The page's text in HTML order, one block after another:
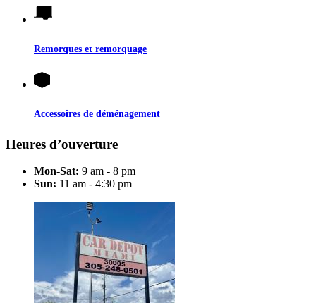
Remorques et remorquage
Accessoires de déménagement
Heures d’ouverture
Mon-Sat: 9 am - 8 pm
Sun: 11 am - 4:30 pm